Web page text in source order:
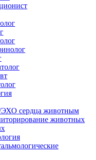
сердца животным
животных